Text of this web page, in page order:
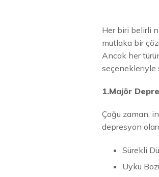
Her biri belirli
mutlaka bir
Ancak her
seçenekleriyle
1.Majör
Çoğu zaman,
depresyon
Sürekli
Uyku